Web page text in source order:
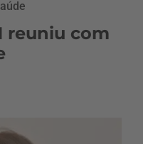
reuniu com